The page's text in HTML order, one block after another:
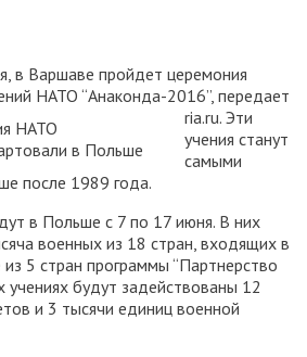
в Варшаве пройдет церемония
НАТО “Анаконда-2016”, передает
ria.ru. Эти
учения станут
самыми
после 1989 года.
в Польше с 7 по 17 июня. В них
военных из 18 стран, входящих в
5 стран программы “Партнерство
учениях будут задействованы 12
и 3 тысячи единиц военной